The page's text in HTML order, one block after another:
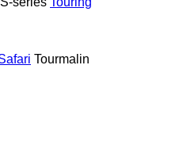
Tourmalin